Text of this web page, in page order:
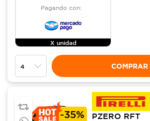
Pagando con:
X unidad
COMPRAR
-35%
PZERO RFT